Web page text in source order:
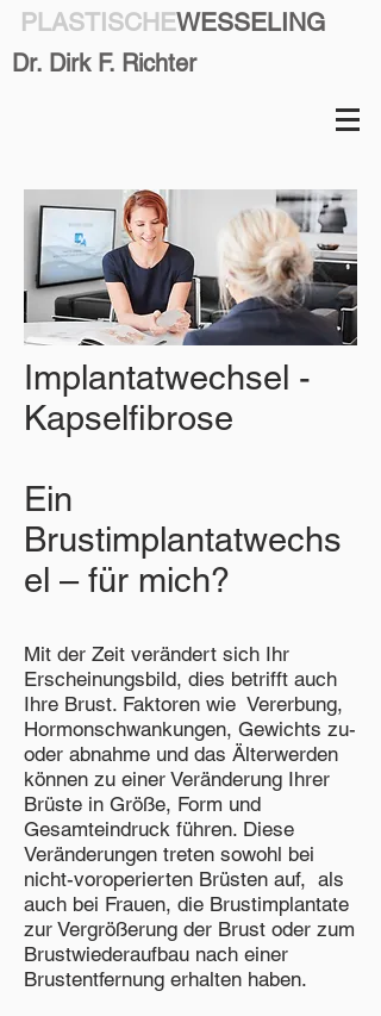
PLASTISCHEWESSELING
Dr. Dirk F. Richter
Implantatwechsel -
Kapselfibrose
Ein
Brustimplantatwechs
el – für mich?
Mit der Zeit verändert sich Ihr
Erscheinungsbild, dies betrifft auch
Ihre Brust. Faktoren wie Vererbung,
Hormonschwankungen, Gewichts zu-
oder abnahme und das Älterwerden
können zu einer Veränderung Ihrer
Brüste in Größe, Form und
Gesamteindruck führen. Diese
Veränderungen treten sowohl bei
nicht-voroperierten Brüsten auf, als
auch bei Frauen, die Brustimplantate
zur Vergrößerung der Brust oder zum
Brustwiederaufbau nach einer
Brustentfernung erhalten haben.